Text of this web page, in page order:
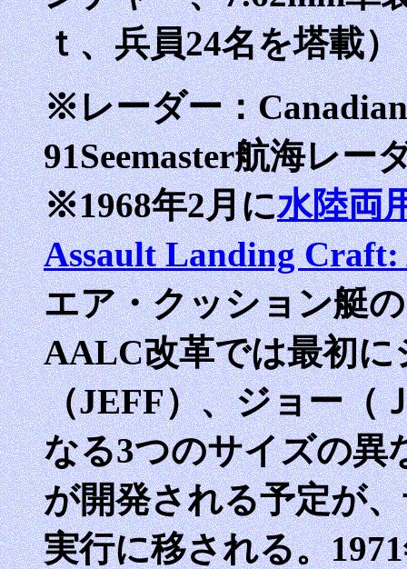
ｔ、兵員24名を塔載）
※レーダー：
91Seemaster航海レー
※1968年2月に水陸両
Assault Landing
エア・クッション艇
AALC改革では最初
（JEFF）、ジョー（
なる3つのサイズの異
が開発される予定が
実行に移される。